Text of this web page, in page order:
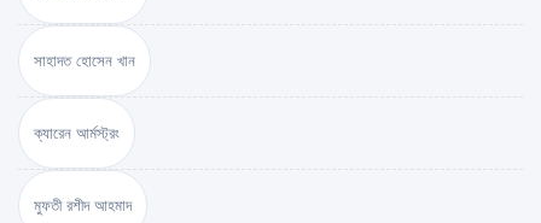
সাহাদত হোসেন খান
ক্যারেন আর্মস্ট্রং
মুফতী রশীদ আহমাদ